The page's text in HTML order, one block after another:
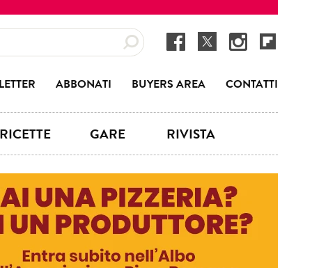
ABBONATI BUYERS AREA CONTATTI
GARE RIVISTA